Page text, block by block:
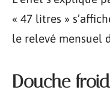
« 47 litres »
le relevé mensuel
Douche